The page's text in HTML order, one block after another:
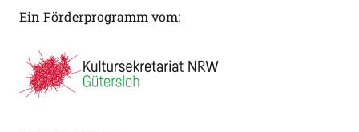
Ein Förderprogramm vom: